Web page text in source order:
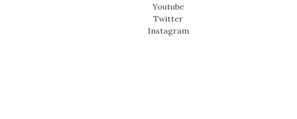
Youtube
Twitter
Instagram